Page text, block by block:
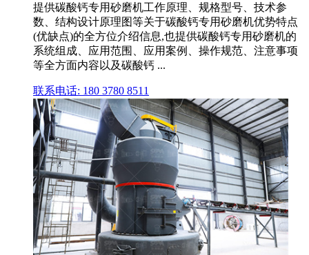
提供碳酸钙专用砂磨机工作原理、规格型号、技术参
数、结构设计原理图等关于碳酸钙专用砂磨机优势特点
(优缺点)的全方位介绍信息,也提供碳酸钙专用砂磨机的
系统组成、应用范围、应用案例、操作规范、注意事项
等全方面内容以及碳酸钙 ...
联系电话: 180 3780 8511